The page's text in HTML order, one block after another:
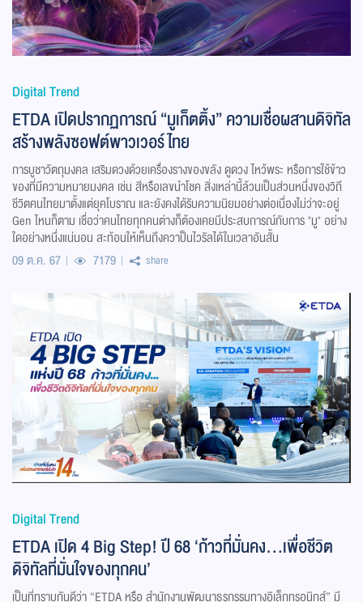
Digital Trend
ETDA เปิดปรากฏการณ์ “มูเก็ตติ้ง” ความเชื่อผสานดิจิทัล
สร้างพลังซอฟต์พาวเวอร์ไทย
การบูชาวัตถุมงคล เสริมดวงด้วยเครื่องรางของขลัง ดูดวง ไหว้พระ หรือการใช้ข้าว
ของที่มีความหมายมงคล เช่น สีหรือเลขนำโชค สิ่งเหล่านี้ล้วนเป็นส่วนหนึ่งของวิถี
ชีวิตคนไทยมาตั้งแต่ยุคโบราณ และยังคงได้รับความนิยมอย่างต่อเนื่องไม่ว่าจะอยู่
Gen ไหนก็ตาม เชื่อว่าคนไทยทุกคนต่างก็ต้องเคยมีประสบการณ์กับการ "มู" อย่าง
ใดอย่างหนึ่งแน่นอน สะท้อนให้เห็นถึงควาป็นไวรัลได้ในเวลาอันสั้น
09 ต.ค. 67
7179 share
Digital Trend
ETDA เปิด 4 Big Step! ปี 68 ‘ก้าวที่มั่นคง…เพื่อชีวิต
ดิจิทัลที่มั่นใจของทุกคน’
เป็นที่ทราบกันดีว่า “ETDA หรือ สำนักงานพัฒนาธุรกรรมทางอิเล็กทรอนิกส์” มี